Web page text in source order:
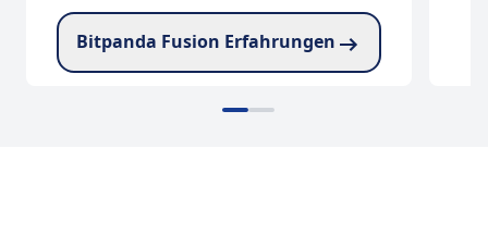
Bitpanda Fusion Erfahrungen